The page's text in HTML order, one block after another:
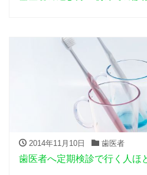
2014年11月10日 歯医者
歯医者へ定期検診で行く人ほ